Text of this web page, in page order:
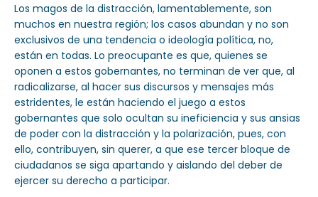
Los magos de la distracción, lamentablemente, son
muchos en nuestra región; los casos abundan y no son
exclusivos de una tendencia o ideología política, no,
están en todas. Lo preocupante es que, quienes se
oponen a estos gobernantes, no terminan de ver que, al
radicalizarse, al hacer sus discursos y mensajes más
estridentes, le están haciendo el juego a estos
gobernantes que solo ocultan su ineficiencia y sus ansias
de poder con la distracción y la polarización, pues, con
ello, contribuyen, sin querer, a que ese tercer bloque de
ciudadanos se siga apartando y aislando del deber de
ejercer su derecho a participar.